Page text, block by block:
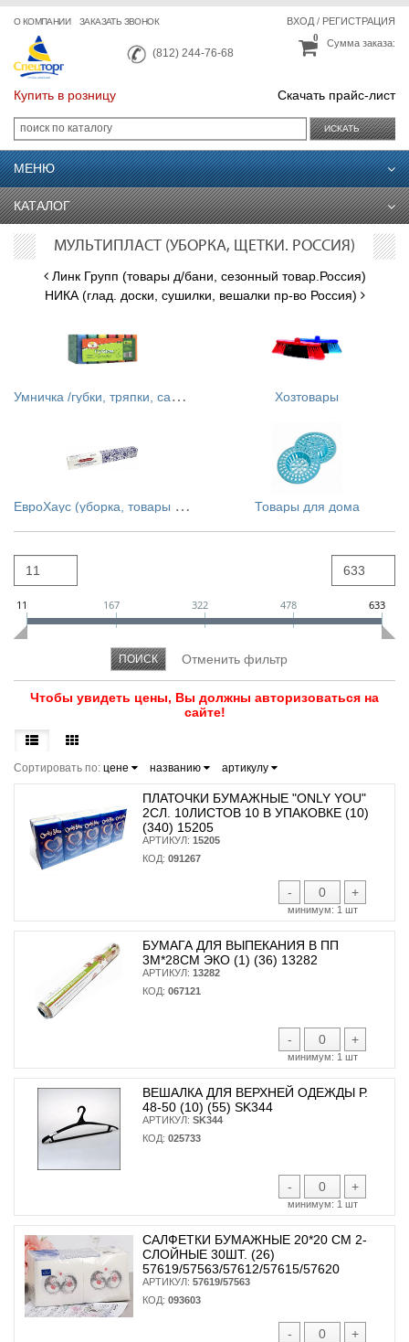
О КОМПАНИИ ЗАКАЗАТЬ ЗВОНОК
(812) 244-76-68
ВХОД/ РЕГИСТРАЦИЯ
Сумма заказа:
0
Купить в розницу Скачать прайс-лист
ИСКАТЬ
МЕНЮ
КАТАЛОГ
МУЛЬТИПЛАСТ (УБОРКА, ЩЕТКИ. РОССИЯ)
Линк Групп (товары д/бани, сезонный товар.Россия)
НИКА (глад. доски, сушилки, вешалки пр-во Россия)
У
мничка /губки, тряпки, салфетки/ Хозтовары
Е
вроХаус (уборка, товары д/кухни и пр.) Товары для дома
11 167 322 478 633
Чтобы увидеть цены, Вы должны авторизоваться на
сайте!
Сортировать по: цене названию артикулу
ПЛАТОЧКИ БУМАЖНЫЕ "ONLY YOU"
2СЛ. 10ЛИСТОВ 10 В УПАКОВКЕ (10)
(340) 15205
АРТИКУЛ: 15205
КОД: 091267
- +
минимум: 1 шт
БУМАГА ДЛЯ ВЫПЕКАНИЯ В ПП
3М*28СМ ЭКО (1) (36) 13282
АРТИКУЛ: 13282
КОД: 067121
- +
минимум: 1 шт
ВЕШАЛКА ДЛЯ ВЕРХНЕЙ ОДЕЖДЫ Р.
48-50 (10) (55) SK344
АРТИКУЛ: SK344
КОД: 025733
- +
минимум: 1 шт
САЛФЕТКИ БУМАЖНЫЕ 20*20 СМ 2-
СЛОЙНЫЕ 30ШТ. (26)
57619/57563/57612/57615/57620
АРТИКУЛ: 57619/57563
КОД: 093603
- +